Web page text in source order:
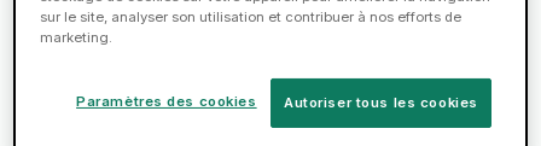
sur le site, analyser son utilisation et contribuer à nos efforts de
marketing.
Autoriser tous les cookies
Paramètres des cookies